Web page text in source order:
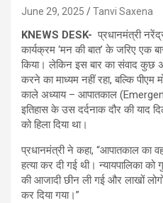
June 29, 2025 Tanvi Saxena
KNEWS DESK-प्रधानमंत्री
कार्यक्रम ‘मन की बात’ के जरिए एक
किया। लेकिन इस बार का संवाद कुछ
करने का माध्यम नहीं रहा, बल्कि
काले अध्याय – आपातकाल
इतिहास के उस दर्दनाक दौर की याद
को हिला दिया था।
प्रधानमंत्री ने कहा, “आपातकाल का
हत्या कर दी गई थी। न्यायपालिका
की आजादी छीन ली गई और लाखों
कर दिया गया।”